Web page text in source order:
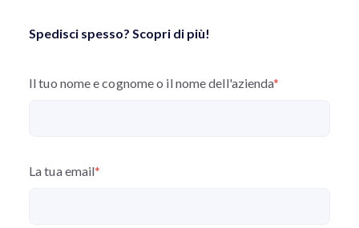
Spedisci spesso? Scopri di più!
Il tuo nome e cognome o il nome dell'azienda*
La tua email*